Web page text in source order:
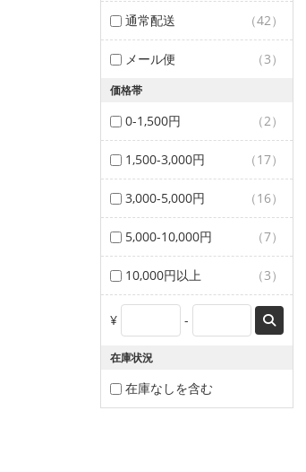
通常配送 （42）
メール便 （3）
価格帯
0-1,500円 （2）
1,500-3,000円 （17）
3,000-5,000円 （16）
5,000-10,000円 （7）
10,000円以上 （3）
¥ -
在庫状況
在庫なしを含む